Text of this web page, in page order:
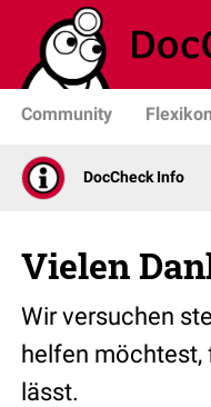
Community Flexikon
DocCheck Info
Vielen
Wir versuchen
helfen möchtest,
lässt.